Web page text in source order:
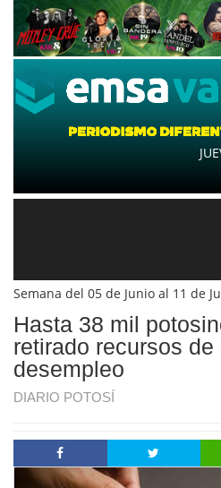
Semana del 05 de Junio al 11 de
Hasta 38 mil
retirado recursos de
desempleo
DIARIO POTOSÍ